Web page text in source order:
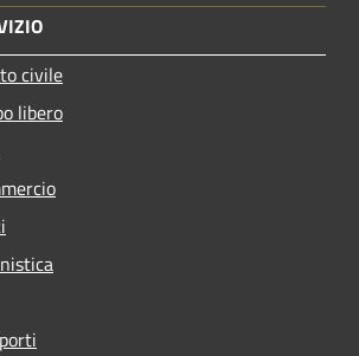
civile
libero